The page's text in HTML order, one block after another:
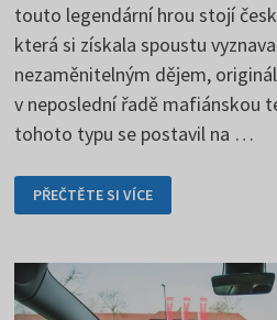
touto legendární hrou stojí
která si získala spoustu
nezaměnitelným dějem,
v neposlední řadě mafiánskou
tohoto typu se postavil na …
MAFIA
–
ČESKÁ
FORMÁTU
PŘEČTĚTE SI VÍCE